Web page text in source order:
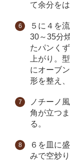
て余分をは
５に４を
30～35分
たパンく
上がり。
にオーブ
形を整え
ノチーノ
角が立つ
る。
６を皿に
みで空炒